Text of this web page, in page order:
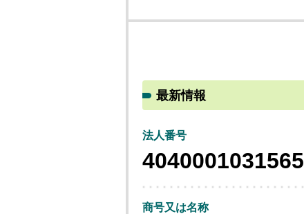
最新情報
法人番号
4040001031565
商号又は名称